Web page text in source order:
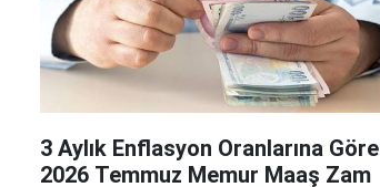
3 Aylık Enflasyon Oranlarına Göre
2026 Temmuz Memur Maaş Zam